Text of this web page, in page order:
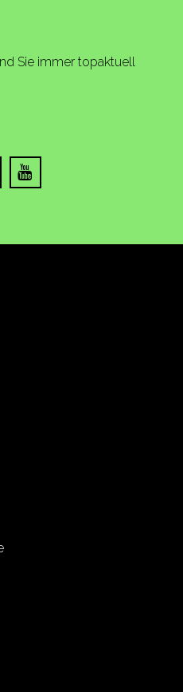
Sie immer topaktuell